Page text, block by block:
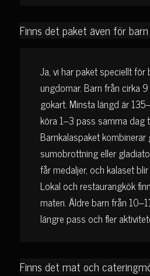
Finns det paket även för
Ja, vi har paket speciellt för
ungdomar. Barn från cirka
gokart. Minsta längd är
köra 1–3 pass samma dag
Barnkalaspaket
sumobrottning eller
får medaljer, och kalaset
Lokal och restaurangkök
maten. Äldre barn från
längre pass och fler
Finns det mat och